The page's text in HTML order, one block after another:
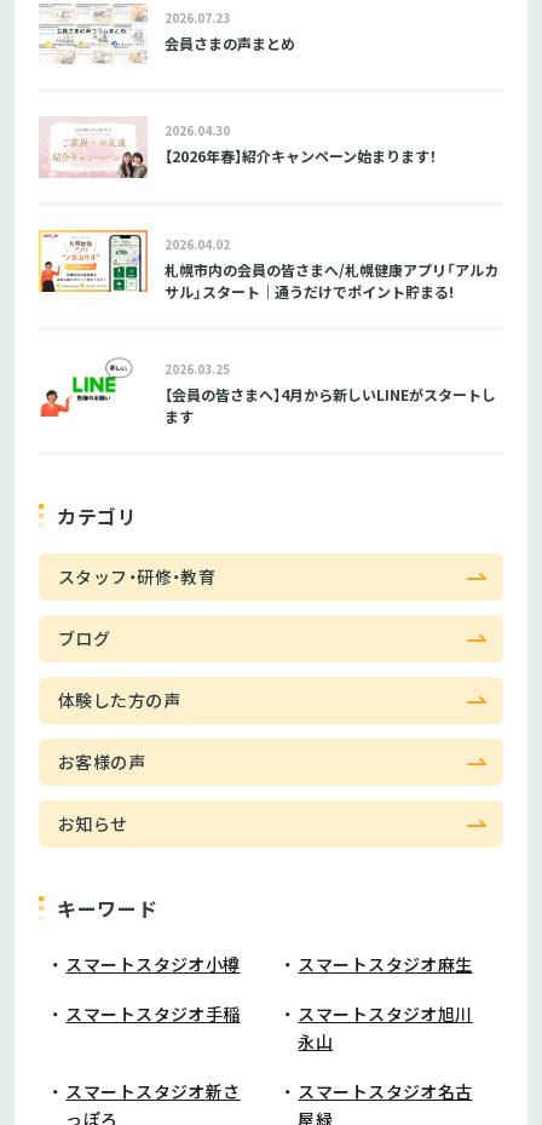
2026.07.23
会員さまの声まとめ
2026.04.30
【2026年春】紹介キャンペーン始まります！
2026.04.02
札幌市内の会員の皆さまへ/札幌健康アプリ「アルカ
サル」スタート｜通うだけでポイント貯まる!
2026.03.25
【会員の皆さまへ】4月から新しいLINEがスタートし
ます
カテゴリ
スタッフ・研修・教育
ブログ
体験した方の声
お客様の声
お知らせ
キーワード
スマートスタジオ小樽 スマートスタジオ麻生
スマートスタジオ手稲
スマートスタジオ旭川
永山
スマートスタジオ新さ
っぽろ
スマートスタジオ名古
屋緑